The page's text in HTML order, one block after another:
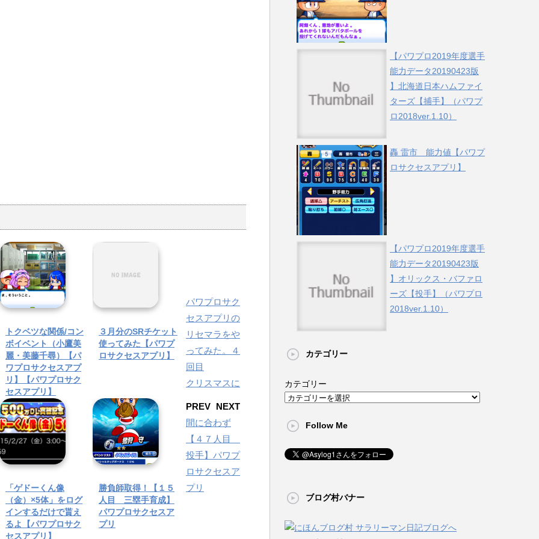
トクベツな関係/コン
ボイベント（小鷹美
麗・美藤千尋）【パ
ワプロサクセスアプ
リ】【パワプロサク
セスアプリ】
３月分のSRチケット
使ってみた【パワプ
ロサクセスアプリ】
「ゲドーくん像
（金）×5体」をログ
インするだけで貰え
るよ【パワプロサク
セスアプリ】
勝負師取得！【１５
人目 三塁手育成】
パワプロサクセスア
プリ
PREV
パワプロサク
セスアプリの
リセマラをや
ってみた。４
回目
NEXT
クリスマスに
間に合わず
【４７人目
投手】パワプ
ロサクセスア
プリ
【パワプロ2019年度選手
能力データ20190423版
】北海道日本ハムファイ
ターズ【捕手】（パワプ
ロ2018ver.1.10）
轟 雷市 能力値【パワプ
ロサクセスアプリ】
【パワプロ2019年度選手
能力データ20190423版
】オリックス・バファロ
ーズ【投手】（パワプロ
2018ver.1.10）
カテゴリー
カテゴリー
Follow Me
ブログ村バナー